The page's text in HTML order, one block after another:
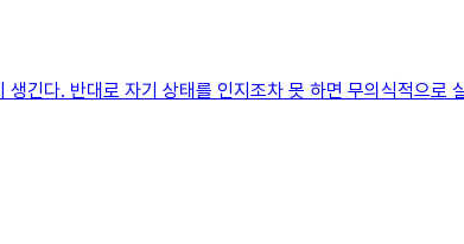
긴다. 반대로 자기 상태를 인지조차 못 하면 무의식적으